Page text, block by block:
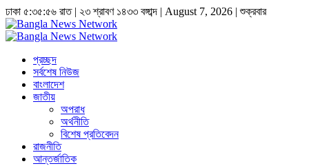
ঢাকা ৫:৩৫:৫৭ রাত| ২৩ শ্রাবণ ১৪৩৩ বঙ্গাব্দ | August 7, 2026 |শুক্রবার
প্রচ্ছদ
সর্বশেষ নিউজ
বাংলাদেশ
জাতীয়
অপরাধ
অর্থনীতি
বিশেষ প্রতিবেদন
রাজনীতি
আন্তর্জাতিক